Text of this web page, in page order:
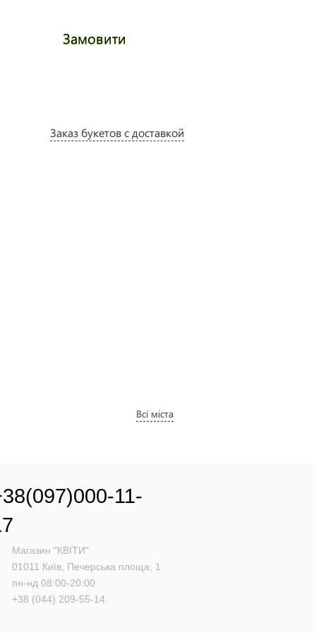
Замовити
Заказ букетов с доставкой
Всі міста
11-
Магазин "КВІТИ"
01011 Київ, Печерська площа, 1
пн-нд 08:00-20:00
+38 (044) 209-55-14